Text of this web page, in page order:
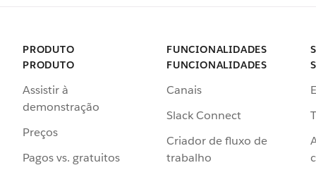
PRODUTO
PRODUTO
Assistir à
demonstração
Preços
Pagos vs. gratuitos
FUNCIONALIDADES
FUNCIONALIDADES
Canais
Slack Connect
Criador de fluxo de
trabalho